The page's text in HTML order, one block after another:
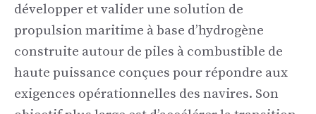
développer et valider une solution de
propulsion maritime à base d’hydrogène
construite autour de piles à combustible de
haute puissance conçues pour répondre aux
exigences opérationnelles des navires. Son